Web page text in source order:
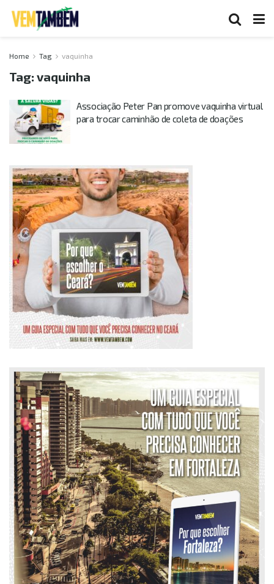
Home Tag vaquinha
Tag: vaquinha
Associação Peter Pan promove vaquinha virtual
para trocar caminhão de coleta de doações